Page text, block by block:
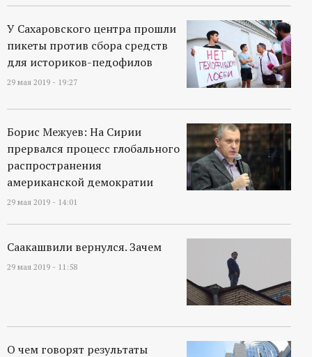
У Сахаровского центра прошли
пикеты против сбора средств
для историков-педофилов
29 мая 2019 - 19:27
Борис Межуев: На Сирии
прервался процесс глобального
распространения
американской демократии
29 мая 2019 - 14:01
Саакашвили вернулся. Зачем
29 мая 2019 - 11:58
О чем говорят результаты